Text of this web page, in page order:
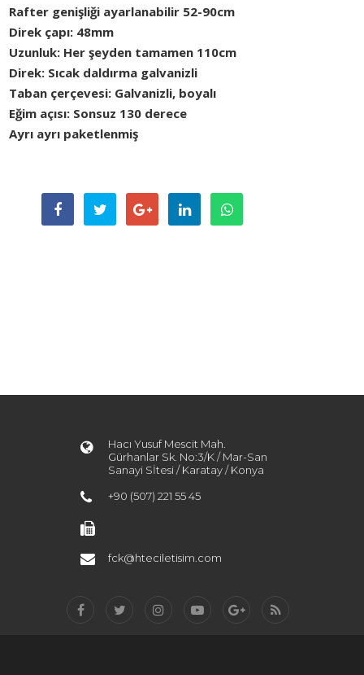
Rafter genişliği ayarlanabilir 52-90cm
Direk çapı: 48mm
Uzunluk: Her şeyden tamamen 110cm
Direk: Sıcak daldırma galvanizli
Taban çerçevesi: Galvanizli, boyalı
Eğim açısı: Sonsuz 130 derece
Ayrı ayrı paketlenmiş
Hacı Yusuf Mescit Mah.
Gürhanlar Sk. No:3/K / Mar-San
Sanayi Sİtesi / Karatay / Konya
+90 (507) 221 55 45
fck@hteciletisim.com